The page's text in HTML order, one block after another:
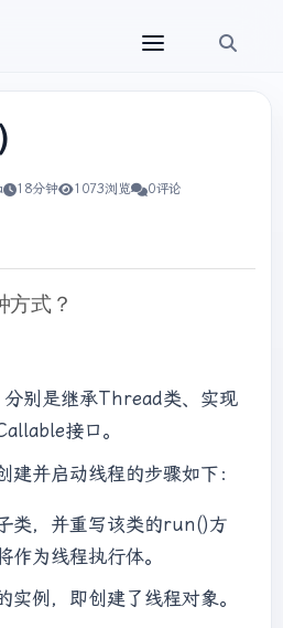
18分钟 1073浏览 0评论
方式？
别是继承Thread类、实现
接口。
并启动线程的步骤如下：
类，并重写该类的run()方
为线程执行体。
例，即创建了线程对象。